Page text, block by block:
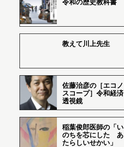
令和の歴史教科書
教えて川上先生
佐藤治彦の［エコノ
スコープ］令和経済
透視鏡
稲葉俊郎医師の「い
のちを芯にした あ
たらしいせかい」